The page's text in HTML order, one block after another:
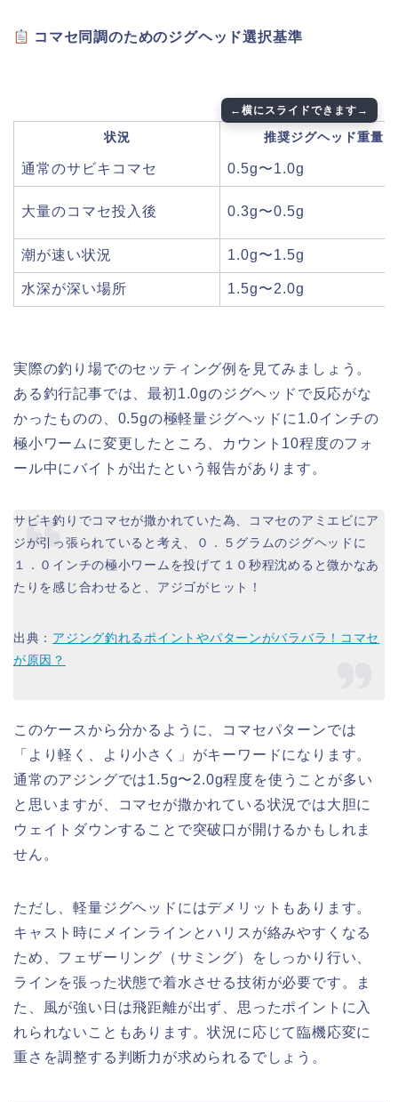
コマセ同調のためのジグヘッド選択基準
状況 推奨ジグヘッド重量
通常のサビキコマセ 0.5g〜1.0g
大量のコマセ投入後 0.3g〜0.5g
潮が速い状況 1.0g〜1.5g
水深が深い場所 1.5g〜2.0g
実際の釣り場でのセッティング例を見てみましょう。
ある釣行記事では、最初1.0gのジグヘッドで反応がな
かったものの、0.5gの極軽量ジグヘッドに1.0インチの
極小ワームに変更したところ、カウント10程度のフォ
ール中にバイトが出たという報告があります。
サビキ釣りでコマセが撒かれていた為、コマセのアミエビにア
ジが引っ張られていると考え、０．５グラムのジグヘッドに
１．０インチの極小ワームを投げて１０秒程沈めると微かなあ
たりを感じ合わせると、アジゴがヒット！
出典： アジング釣れるポイントやパターンがバラバラ！コマセ
が原因？
このケースから分かるように、コマセパターンでは
「より軽く、より小さく」がキーワードになります。
通常のアジングでは1.5g〜2.0g程度を使うことが多い
と思いますが、コマセが撒かれている状況では大胆に
ウェイトダウンすることで突破口が開けるかもしれま
せん。
ただし、軽量ジグヘッドにはデメリットもあります。
キャスト時にメインラインとハリスが絡みやすくなる
ため、フェザーリング（サミング）をしっかり行い、
ラインを張った状態で着水させる技術が必要です。ま
た、風が強い日は飛距離が出ず、思ったポイントに入
れられないこともあります。状況に応じて臨機応変に
重さを調整する判断力が求められるでしょう。